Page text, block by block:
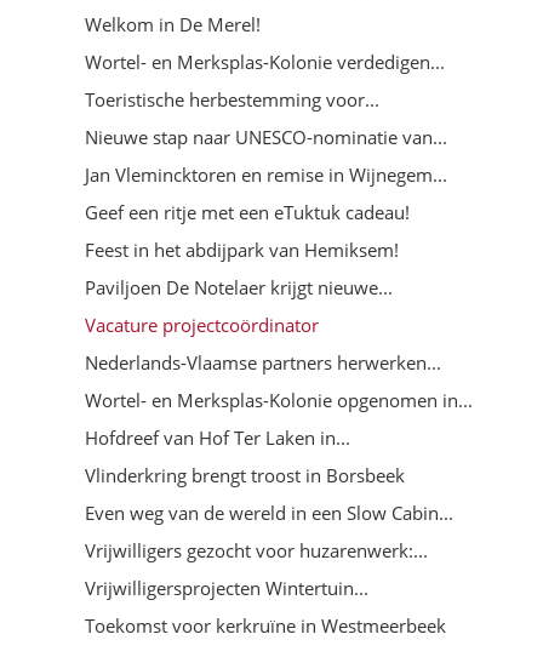
Welkom in De Merel!
Wortel- en Merksplas-Kolonie verdedigen...
Toeristische herbestemming voor...
Nieuwe stap naar UNESCO-nominatie van...
Jan Vlemincktoren en remise in Wijnegem...
Geef een ritje met een eTuktuk cadeau!
Feest in het abdijpark van Hemiksem!
Paviljoen De Notelaer krijgt nieuwe...
Vacature projectcoördinator
Nederlands-Vlaamse partners herwerken...
Wortel- en Merksplas-Kolonie opgenomen in...
Hofdreef van Hof Ter Laken in...
Vlinderkring brengt troost in Borsbeek
Even weg van de wereld in een Slow Cabin...
Vrijwilligers gezocht voor huzarenwerk:...
Vrijwilligersprojecten Wintertuin...
Toekomst voor kerkruïne in Westmeerbeek